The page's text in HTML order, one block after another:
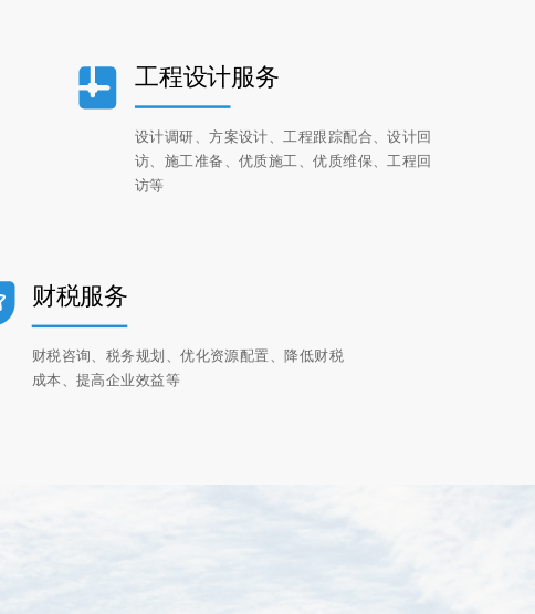
工程设计服务
设计调研、方案设计、工程跟踪配合、设计回
访、施工准备、优质施工、优质维保、工程回
访等
财税服务
财税咨询、税务规划、优化资源配置、降低财税
成本、提高企业效益等